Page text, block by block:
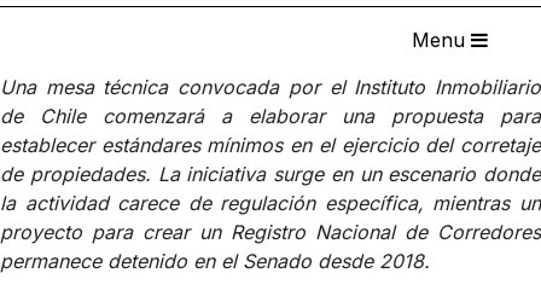
Menu
Una mesa técnica convocada por el Instituto Inmobiliario
de Chile comenzará a elaborar una propuesta para
establecer estándares mínimos en el ejercicio del corretaje
de propiedades. La iniciativa surge en un escenario donde
la actividad carece de regulación específica, mientras un
proyecto para crear un Registro Nacional de Corredores
permanece detenido en el Senado desde 2018.